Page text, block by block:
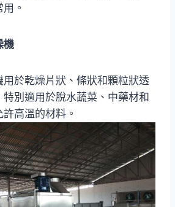
。
機
於乾燥片狀、條狀和顆粒狀透
別適用於脫水蔬菜、中藥材和
高溫的材料。